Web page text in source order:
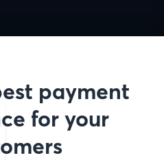
payment
for your